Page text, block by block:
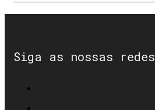
Siga as nossas redes